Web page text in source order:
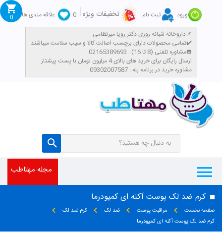
ورود ثبت نام تخفیفات ویژه 0
علاقه مندی ها
داروخانه شبانه روزی دکتر رویا میرنظامی📌
تمامی محصولات دارای برچسب اصالت کالا و سیب سلامت میباشند✔️
مشاوره تلفنی (8 تا 16) : 02165389693☎️
​ارسال رایگان برای خرید های بالای 4 میلیون تومان با پست پیشتاز
مشاوره خرید در برنامه بله : 09302007587
0
مجله مهتاطب
کرم ضد لک پوست آکنه ای کمپودرما
صفحه نخست مراقبت پوست ضد لک
کرم ضد لک
کرم ضد لک پوست آکنه ای کمپودرما